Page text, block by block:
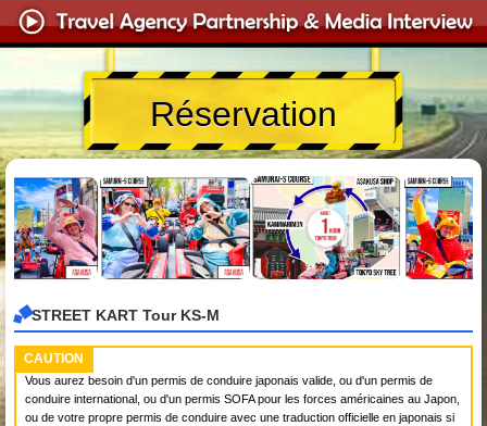
Réservation
STREET KART Tour KS-M
CAUTION
Vous aurez besoin d'un permis de conduire japonais valide, ou d'un permis de
conduire international, ou d'un permis SOFA pour les forces américaines au Japon,
ou de votre propre permis de conduire avec une traduction officielle en japonais si